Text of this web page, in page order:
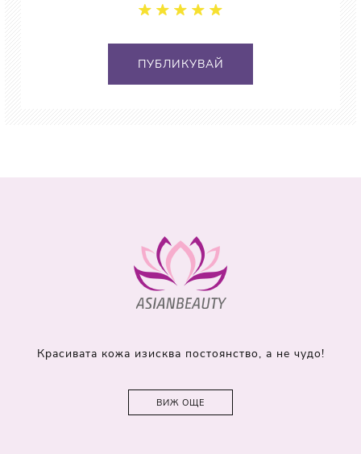
ПУБЛИКУВАЙ
Красивата кожа изисква постоянство, а не чудо!
ВИЖ ОЩЕ